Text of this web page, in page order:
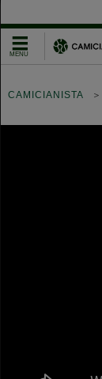
CAMICIANISTA